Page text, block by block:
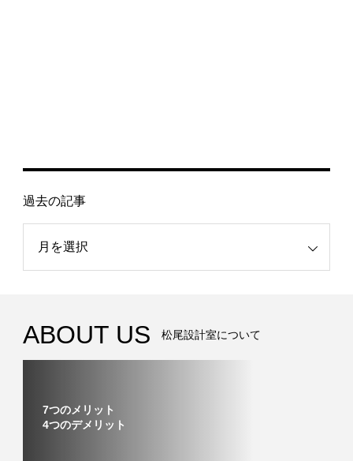
過去の記事
ABOUT US 松尾設計室について
7つのメリット
4つのデメリット